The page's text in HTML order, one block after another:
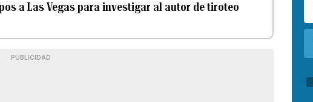
a Las Vegas para investigar al autor de tiroteo
PUBLICIDAD